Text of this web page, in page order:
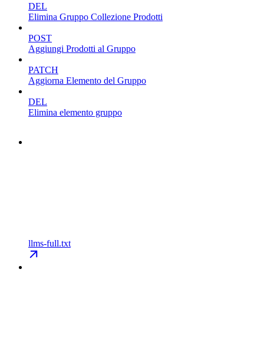
DEL
Elimina Gruppo Collezione Prodotti
POST
Aggiungi Prodotti al Gruppo
PATCH
Aggiorna Elemento del Gruppo
DEL
Elimina elemento gruppo
llms-full.txt